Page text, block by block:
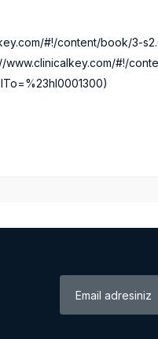
#!/content/book/3-
www.clinicalkey.com/#!/